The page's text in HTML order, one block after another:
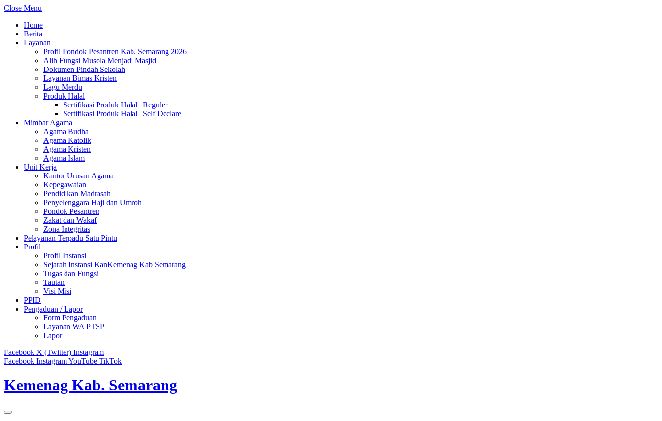
Close Menu
Home
Berita
Layanan
Profil Pondok Pesantren Kab. Semarang 2026
Alih Fungsi Musola Menjadi Masjid
Dokumen Pindah Sekolah
Layanan Bimas Kristen
Lagu Merdu
Produk Halal
Sertifikasi Produk Halal | Reguler
Sertifikasi Produk Halal | Self Declare
Mimbar Agama
Agama Budha
Agama Katolik
Agama Kristen
Agama Islam
Unit Kerja
Kantor Urusan Agama
Kepegawaian
Pendidikan Madrasah
Penyelenggara Haji dan Umroh
Pondok Pesantren
Zakat dan Wakaf
Zona Integritas
Pelayanan Terpadu Satu Pintu
Profil
Profil Instansi
Sejarah Instansi KanKemenag Kab Semarang
Tugas dan Fungsi
Tautan
Visi Misi
PPID
Pengaduan / Lapor
Form Pengaduan
Layanan WA PTSP
Lapor
Facebook X (Twitter) Instagram
Facebook InstagramYouTube TikTok
Kemenag Kab. Semarang